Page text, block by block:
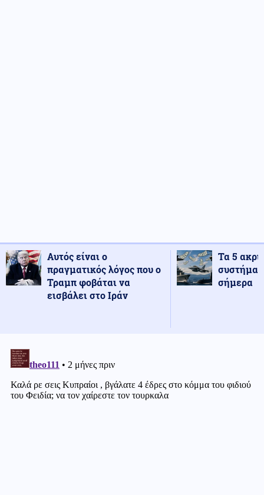
Αυτός είναι ο
πραγματικός λόγος που ο
Τραμπ φοβάται να
εισβάλει στο Ιράν
Τα 5
σήμερα